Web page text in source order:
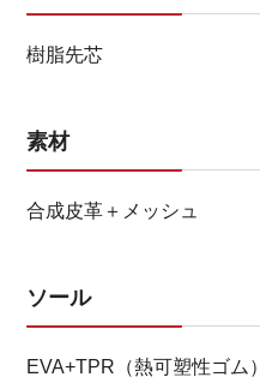
樹脂先芯
素材
合成皮革＋メッシュ
ソール
EVA+TPR（熱可塑性ゴム）